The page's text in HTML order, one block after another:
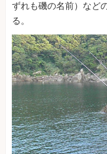
ずれも磯の名前）など
る。